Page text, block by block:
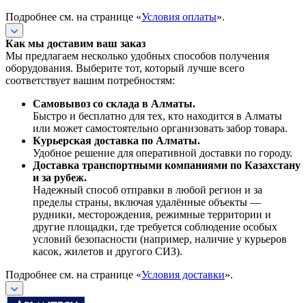
Подробнее см. на странице «Условия оплаты».
Как мы доставим ваш заказ
Мы предлагаем несколько удобных способов получения
оборудования. Выберите тот, который лучше всего
соответствует вашим потребностям:
Самовывоз со склада в Алматы.
Быстро и бесплатно для тех, кто находится в Алматы
или может самостоятельно организовать забор товара.
Курьерская доставка по Алматы.
Удобное решение для оперативной доставки по городу.
Доставка транспортными компаниями по Казахстану
и за рубеж.
Надежный способ отправки в любой регион и за
пределы страны, включая удалённые объекты —
рудники, месторождения, режимные территории и
другие площадки, где требуется соблюдение особых
условий безопасности (например, наличие у курьеров
касок, жилетов и другого СИЗ).
Подробнее см. на странице «Условия доставки».